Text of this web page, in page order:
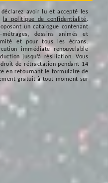
déclarez avoir lu et accepté les
la politique de confidentialité.
un catalogue contenant
dessins animés et
et pour tous les écrans.
immédiate renouvelable
jusqu’à résiliation. Vous
de rétractation pendant 14
en retournant le formulaire de
gratuit à tout moment sur